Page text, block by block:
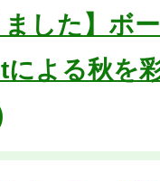
ました】ボ
よる秋を